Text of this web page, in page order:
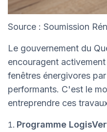
Source : Soumission
Le gouvernement du
encouragent
fenêtres énergivores
performants. C'est le
entreprendre ces
Programme